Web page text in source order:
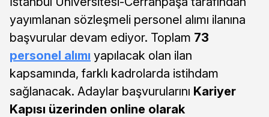
yayımlanan sözleşmeli personel alımı ilanına
başvurular devam ediyor. Toplam 73
personel alımı yapılacak olan ilan
kapsamında, farklı kadrolarda istihdam
sağlanacak. Adaylar başvurularını Kariyer
Kapısı üzerinden online olarak